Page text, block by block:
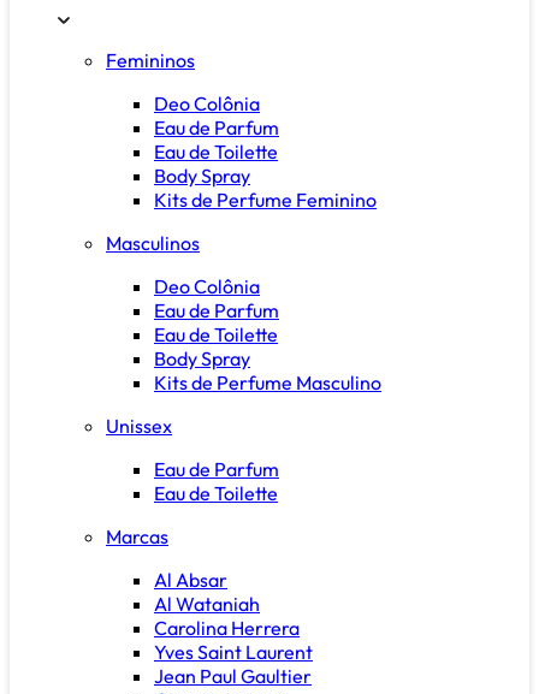
Femininos
Deo Colônia
Eau de Parfum
Eau de Toilette
Body Spray
Kits de Perfume Feminino
Masculinos
Deo Colônia
Eau de Parfum
Eau de Toilette
Body Spray
Kits de Perfume Masculino
Unissex
Eau de Parfum
Eau de Toilette
Marcas
Al Absar
Al Wataniah
Carolina Herrera
Yves Saint Laurent
Jean Paul Gaultier